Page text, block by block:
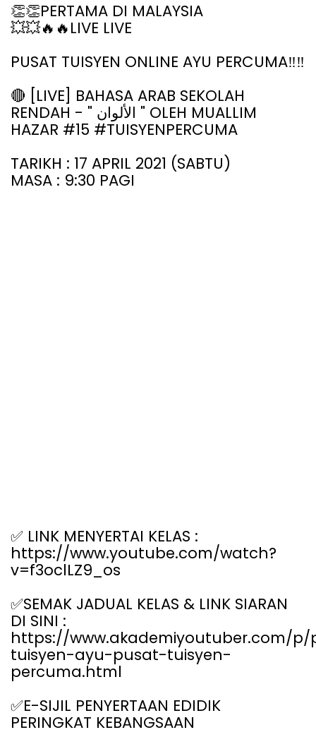
👏👏PERTAMA DI MALAYSIA
💥💥🔥🔥LIVE LIVE
PUSAT TUISYEN ONLINE AYU PERCUMA‼️‼️
🔴 [LIVE] BAHASA ARAB SEKOLAH
RENDAH - " الألوان
" OLEH MUALLIM
HAZAR #15 #TUISYENPERCUMA
TARIKH : 17 APRIL 2021 (SABTU)
MASA : 9:30 PAGI
✅ LINK MENYERTAI KELAS :
https://www.youtube.com/watch?
v=f3oclLZ9_os
✅SEMAK JADUAL KELAS & LINK SIARAN
DI SINI :
https://www.akademiyoutuber.com/
tuisyen-ayu-pusat-tuisyen-
percuma.html
✅E-SIJIL PENYERTAAN EDIDIK
PERINGKAT KEBANGSAAN